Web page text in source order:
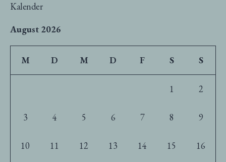
Kalender
August 2026
M D M D F S S
1 2
3 4 5 6 7 8 9
10 11 12 13 14 15 16